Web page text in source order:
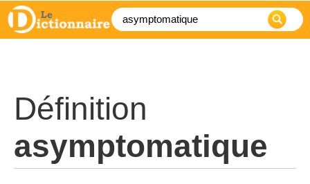
Définition
asymptomatique